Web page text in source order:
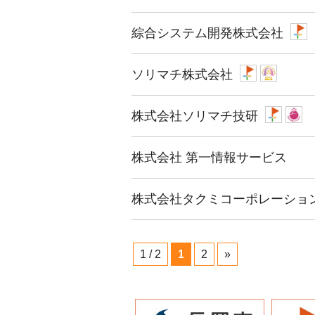
綜合システム開発株式会社
ソリマチ株式会社
株式会社ソリマチ技研
株式会社 第一情報サービス
株式会社タクミコーポレーショ
1 / 2 1 2 »